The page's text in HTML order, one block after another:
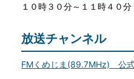
１０時３０分～１１時４０分
放送チャンネル
FMくめじま(89.7MHz) 公